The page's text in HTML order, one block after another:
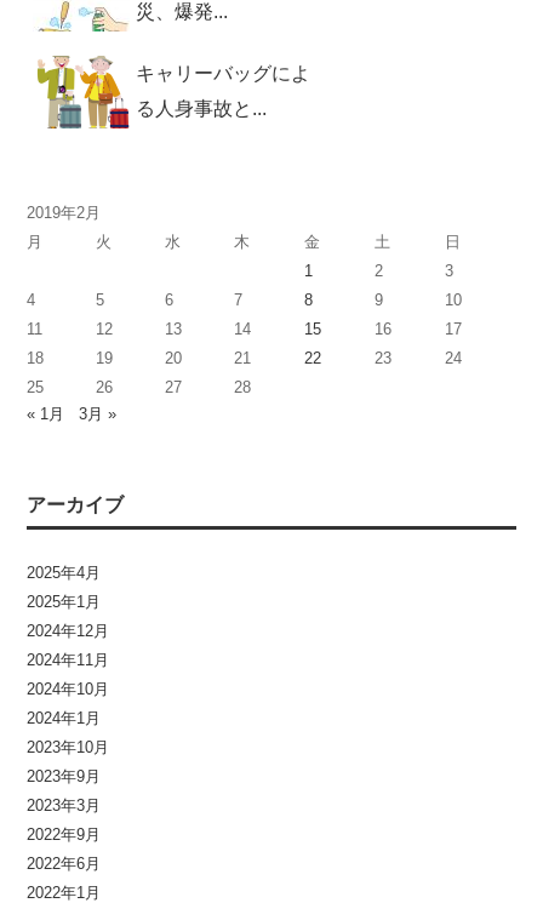
災、爆発...
キャリーバッグによ
る人身事故と...
2019年2月
月
火 水 木 金 土
日
1
2
3
4
5 6 7 8 9
10
11
12 13 14 15 16
17
18
19 20 21 22 23
24
25
26 27
28
« 1月
3月 »
アーカイブ
2025年4月
2025年1月
2024年12月
2024年11月
2024年10月
2024年1月
2023年10月
2023年9月
2023年3月
2022年9月
2022年6月
2022年1月